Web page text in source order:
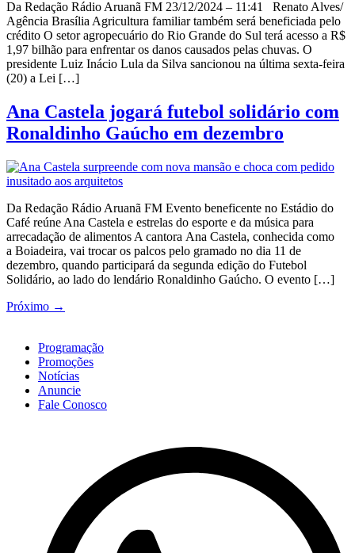
Da Redação Rádio Aruanã FM 23/12/2024 – 11:41 Renato Alves/
Agência Brasília Agricultura familiar também será beneficiada pelo
crédito O setor agropecuário do Rio Grande do Sul terá acesso a R$
1,97 bilhão para enfrentar os danos causados pelas chuvas. O
presidente Luiz Inácio Lula da Silva sancionou na última sexta-feira
(20) a Lei […]
Ana Castela jogará futebol solidário com
Ronaldinho Gaúcho em dezembro
Da Redação Rádio Aruanã FM Evento beneficente no Estádio do
Café reúne Ana Castela e estrelas do esporte e da música para
arrecadação de alimentos A cantora Ana Castela, conhecida como
a Boiadeira, vai trocar os palcos pelo gramado no dia 11 de
dezembro, quando participará da segunda edição do Futebol
Solidário, ao lado do lendário Ronaldinho Gaúcho. O evento […]
Próximo →
Programação
Promoções
Notícias
Anuncie
Fale Conosco